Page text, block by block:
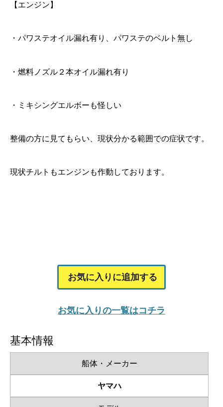
【エンジン】
・パワステオイル漏れ有り、パワステのベルト無し
・燃料ノズル２本オイル漏れ有り
・ミキシングエルボーも怪しい
整備の方に見てもらい、現状分かる範囲での症状です。
現状チルトもエンジンも作動しております。
お気に入りに追加する
お気に入りの一覧はコチラ
基本情報
船体・メーカー
ヤマハ